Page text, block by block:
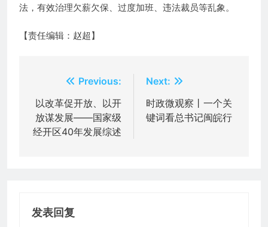
法，有效治理欠薪欠保、过度加班、违法裁员等乱象。
【责任编辑：赵超】
章
导
Previous:
以改革促开放、以开
放谋发展——国家级
经开区40年发展综述
Next:
时政微观察丨一个关
键词看总书记闽皖行
发表回复